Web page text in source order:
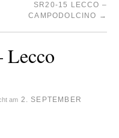
SR20-15 LECCO –
CAMPODOLCINO →
Lecco
am 2. SEPTEMBER